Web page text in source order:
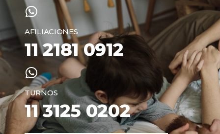
AFILIACIONES
11 2181 0912
TURNOS
11 3125 0202